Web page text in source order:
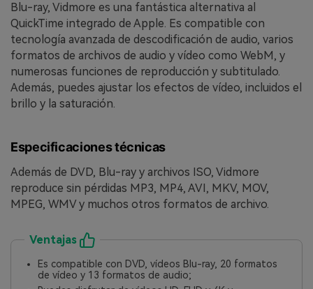
Blu-ray, Vidmore es una fantástica alternativa al
QuickTime integrado de Apple. Es compatible con
tecnología avanzada de descodificación de audio, varios
formatos de archivos de audio y vídeo como WebM, y
numerosas funciones de reproducción y subtitulado.
Además, puedes ajustar los efectos de vídeo, incluidos el
brillo y la saturación.
Especificaciones técnicas
Además de DVD, Blu-ray y archivos ISO, Vidmore
reproduce sin pérdidas MP3, MP4, AVI, MKV, MOV,
MPEG, WMV y muchos otros formatos de archivo.
Ventajas
Es compatible con DVD, vídeos Blu-ray, 20 formatos
de vídeo y 13 formatos de audio;